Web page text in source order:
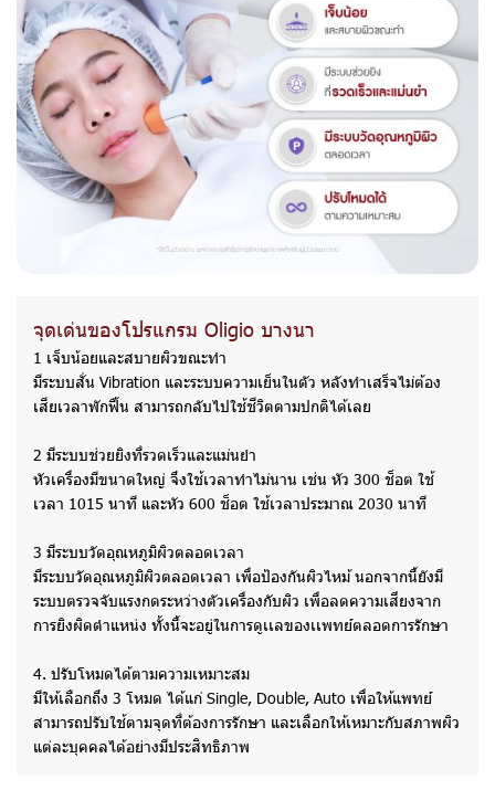
จุดเด่นของโปรแกรม Oligio บางนา
1 เจ็บน้อยและสบายผิวขณะทำ
มีระบบสั่น Vibration และระบบความเย็นในตัว หลังทำเสร็จไม่ต้อง
เสียเวลาพักฟื้น สามารถกลับไปใช้ชีวิตตามปกติได้เลย
2 มีระบบช่วยยิงที่รวดเร็วและแม่นยำ
หัวเครื่องมีขนาดใหญ่ จึงใช้เวลาทำไม่นาน เช่น หัว 300 ช็อต ใช้
เวลา 1015 นาที และหัว 600 ช็อต ใช้เวลาประมาณ 2030 นาที
3 มีระบบวัดอุณหภูมิผิวตลอดเวลา
มีระบบวัดอุณหภูมิผิวตลอดเวลา เพื่อป้องกันผิวไหม้ นอกจากนี้ยังมี
ระบบตรวจจับแรงกดระหว่างตัวเครื่องกับผิว เพื่อลดความเสี่ยงจาก
การยิงผิดตำแหน่ง ทั้งนี้จะอยู่ในการดูเเลของเเพทย์ตลอดการรักษา
4. ปรับโหมดได้ตามความเหมาะสม
มีให้เลือกถึง 3 โหมด ได้แก่ Single, Double, Auto เพื่อให้แพทย์
สามารถปรับใช้ตามจุดที่ต้องการรักษา และเลือกให้เหมาะกับสภาพผิว
แต่ละบุคคลได้อย่างมีประสิทธิภาพ